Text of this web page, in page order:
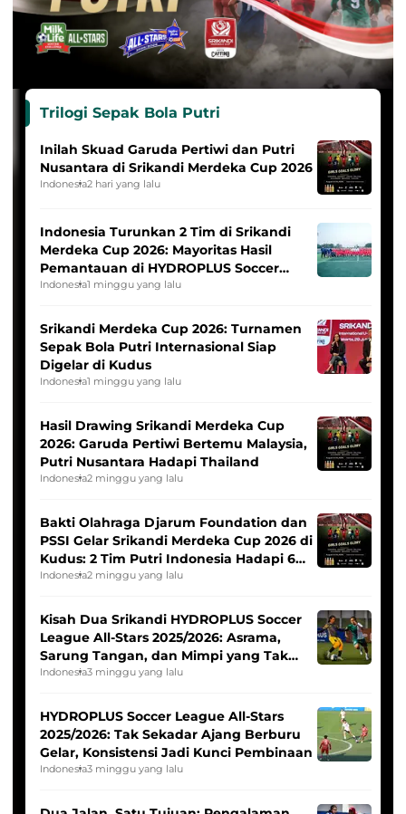
Trilogi Sepak Bola Putri
Inilah Skuad Garuda Pertiwi dan Putri
Nusantara di Srikandi Merdeka Cup 2026
Indonesia2 hari yang lalu
Indonesia Turunkan 2 Tim di Srikandi
Merdeka Cup 2026: Mayoritas Hasil
Pemantauan di HYDROPLUS Soccer
League
Indonesia1 minggu yang lalu
Srikandi Merdeka Cup 2026: Turnamen
Sepak Bola Putri Internasional Siap
Digelar di Kudus
Indonesia1 minggu yang lalu
Hasil Drawing Srikandi Merdeka Cup
2026: Garuda Pertiwi Bertemu Malaysia,
Putri Nusantara Hadapi Thailand
Indonesia2 minggu yang lalu
Bakti Olahraga Djarum Foundation dan
PSSI Gelar Srikandi Merdeka Cup 2026 di
Kudus: 2 Tim Putri Indonesia Hadapi 6
Tim Asia
Indonesia2 minggu yang lalu
Kisah Dua Srikandi HYDROPLUS Soccer
League All-Stars 2025/2026: Asrama,
Sarung Tangan, dan Mimpi yang Tak
Pernah Padam
Indonesia3 minggu yang lalu
HYDROPLUS Soccer League All-Stars
2025/2026: Tak Sekadar Ajang Berburu
Gelar, Konsistensi Jadi Kunci Pembinaan
Indonesia3 minggu yang lalu